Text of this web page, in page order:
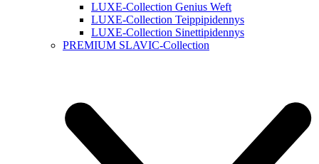
LUXE-Collection Genius Weft
LUXE-Collection Teippipidennys
LUXE-Collection Sinettipidennys
PREMIUM SLAVIC-Collection